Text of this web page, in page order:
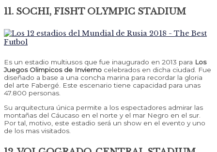
11. SOCHI, FISHT OLYMPIC STADIUM
Es un estadio multiusos que fue inaugurado en 2013 para Los
Juegos Olimpicos de Invierno celebrados en dicha ciudad. Fue
diseñado a base a una concha marina para recordar la gloria
del arte Fabergé. Este escenario tiene capacidad para unas
47.800 personas.
Su arquitectura única permite a los espectadores admirar las
montañas del Cáucaso en el norte y el mar Negro en el sur.
Por tal, motivo, este estadio será un show en el evento y uno
de los mas visitados.